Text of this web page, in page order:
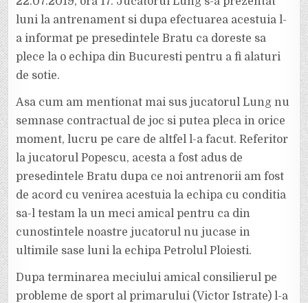
luni la antrenament si dupa efectuarea acestuia l-
a informat pe presedintele Bratu ca doreste sa
plece la o echipa din Bucuresti pentru a fi alaturi
de sotie.
Asa cum am mentionat mai sus jucatorul Lung nu
semnase contractual de joc si putea pleca in orice
moment, lucru pe care de altfel l-a facut. Referitor
la jucatorul Popescu, acesta a fost adus de
presedintele Bratu dupa ce noi antrenorii am fost
de acord cu venirea acestuia la echipa cu conditia
sa-l testam la un meci amical pentru ca din
cunostintele noastre jucatorul nu jucase in
ultimile sase luni la echipa Petrolul Ploiesti.
Dupa terminarea meciului amical consilierul pe
probleme de sport al primarului (Victor Istrate) l-a